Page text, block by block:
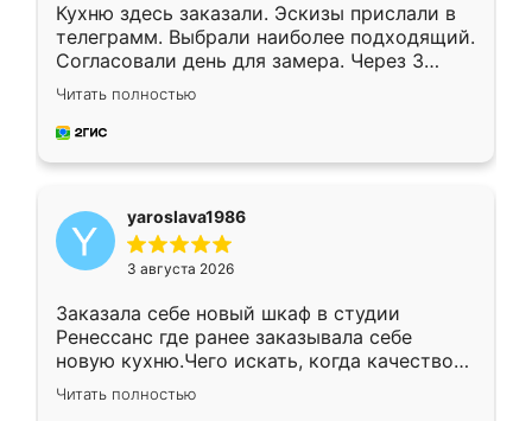
Кухню здесь заказали. Эскизы прислали в
телеграмм. Выбрали наиболее подходящий.
Согласовали день для замера. Через 3
недели кухня была уже готова. Остались
довольны работой. Спасибо Ренессанс
мебель за качественную работу!
Читать полностью
yaroslava1986
3 августа 2026
Заказала себе новый шкаф в студии
Ренессанс где ранее заказывала себе
новую кухню.Чего искать, когда качеством
вполне довольна. Служит кухня уже почти
два года, нареканий нет.
Читать полностью